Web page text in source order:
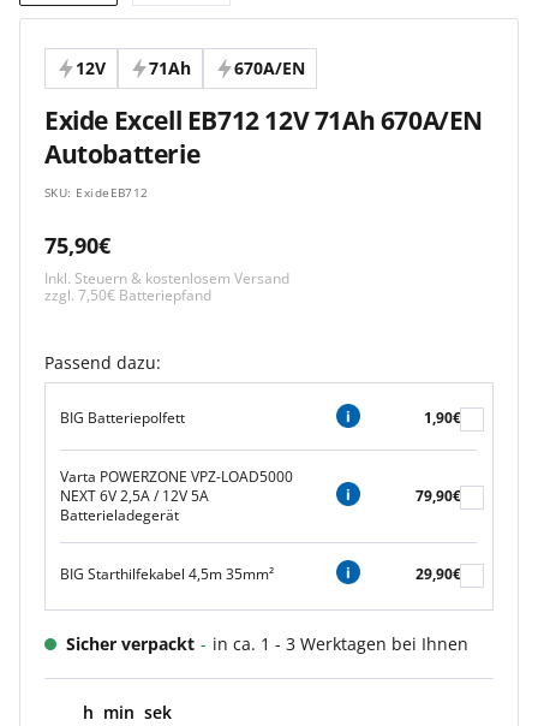
12V 71Ah 670A/EN
Exide Excell EB712 12V 71Ah 670A/EN
Autobatterie
SKU: ExideEB712
Angebotspreis
75,90€
Inkl. Steuern & kostenlosem Versand
zzgl. 7,50€ Batteriepfand
Passend dazu:
BIG Batteriepolfett 1,90€
Varta POWERZONE VPZ-LOAD5000
NEXT 6V 2,5A / 12V 5A
Batterieladegerät
79,90€
BIG Starthilfekabel 4,5m 35mm² 29,90€
Sicher verpackt - in ca. 1 - 3 Werktagen bei Ihnen
h min sek